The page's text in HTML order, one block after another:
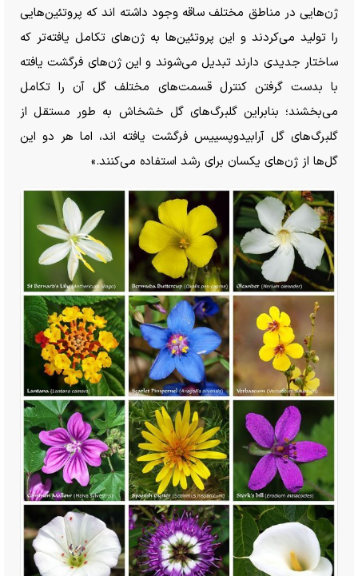
ژن‌هایی در مناطق مختلف ساقه وجود داشته اند که پروتئین‌هایی
را تولید می‌کردند و این پروتئین‌ها به ژن‌های تکامل یافته‌تر که
ساختار جدیدی دارند تبدیل می‌شوند و این ژن‌های فرگشت یافته
با بدست گرفتن کنترل قسمت‌های مختلف گل آن را تکامل
می‌بخشند؛ بنابراین گلبرگ‌های گل خشخاش به طور مستقل از
گلبرگ‌های گل آرابیدوپسییس فرگشت یافته اند، اما هر دو این
گل‌ها از ژن‌های یکسان برای رشد استفاده می‌کنند.»